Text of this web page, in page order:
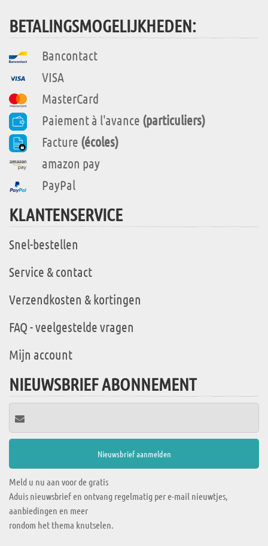
BETALINGSMOGELIJKHEDEN:
Bancontact
VISA
MasterCard
Paiement à l'avance (particuliers)
Facture (écoles)
amazon pay
PayPal
KLANTENSERVICE
Snel-bestellen
Service & contact
Verzendkosten & kortingen
FAQ - veelgestelde vragen
Mijn account
NIEUWSBRIEF ABONNEMENT
Meld u nu aan voor de gratis
Aduis nieuwsbrief en ontvang regelmatig per e-mail nieuwtjes,
aanbiedingen en meer
rondom het thema knutselen.